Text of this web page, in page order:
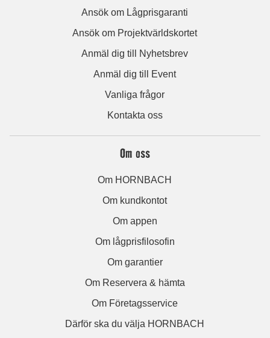
Ansök om Lågprisgaranti
Ansök om Projektvärldskortet
Anmäl dig till Nyhetsbrev
Anmäl dig till Event
Vanliga frågor
Kontakta oss
Om oss
Om HORNBACH
Om kundkontot
Om appen
Om lågprisfilosofin
Om garantier
Om Reservera & hämta
Om Företagsservice
Därför ska du välja HORNBACH